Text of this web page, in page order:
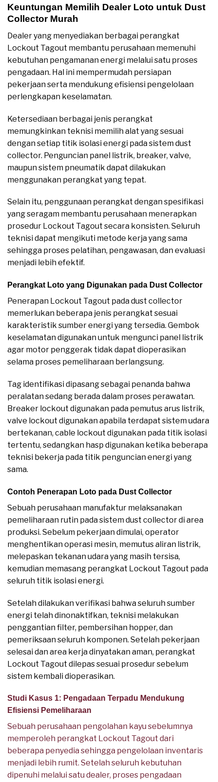
Keuntungan Memilih Dealer Loto untuk Dust
Collector Murah
Dealer yang menyediakan berbagai perangkat
Lockout Tagout membantu perusahaan memenuhi
kebutuhan pengamanan energi melalui satu proses
pengadaan. Hal ini mempermudah persiapan
pekerjaan serta mendukung efisiensi pengelolaan
perlengkapan keselamatan.
Ketersediaan berbagai jenis perangkat
memungkinkan teknisi memilih alat yang sesuai
dengan setiap titik isolasi energi pada sistem dust
collector. Penguncian panel listrik, breaker, valve,
maupun sistem pneumatik dapat dilakukan
menggunakan perangkat yang tepat.
Selain itu, penggunaan perangkat dengan spesifikasi
yang seragam membantu perusahaan menerapkan
prosedur Lockout Tagout secara konsisten. Seluruh
teknisi dapat mengikuti metode kerja yang sama
sehingga proses pelatihan, pengawasan, dan evaluasi
menjadi lebih efektif.
Perangkat Loto yang Digunakan pada Dust Collector
Penerapan Lockout Tagout pada dust collector
memerlukan beberapa jenis perangkat sesuai
karakteristik sumber energi yang tersedia. Gembok
keselamatan digunakan untuk mengunci panel listrik
agar motor penggerak tidak dapat dioperasikan
selama proses pemeliharaan berlangsung.
Tag identifikasi dipasang sebagai penanda bahwa
peralatan sedang berada dalam proses perawatan.
Breaker lockout digunakan pada pemutus arus listrik,
valve lockout digunakan apabila terdapat sistem udara
bertekanan, cable lockout digunakan pada titik isolasi
tertentu, sedangkan hasp digunakan ketika beberapa
teknisi bekerja pada titik penguncian energi yang
sama.
Contoh Penerapan Loto pada Dust Collector
Sebuah perusahaan manufaktur melaksanakan
pemeliharaan rutin pada sistem dust collector di area
produksi. Sebelum pekerjaan dimulai, operator
menghentikan operasi mesin, memutus aliran listrik,
melepaskan tekanan udara yang masih tersisa,
kemudian memasang perangkat Lockout Tagout pada
seluruh titik isolasi energi.
Setelah dilakukan verifikasi bahwa seluruh sumber
energi telah dinonaktifkan, teknisi melakukan
penggantian filter, pembersihan hopper, dan
pemeriksaan seluruh komponen. Setelah pekerjaan
selesai dan area kerja dinyatakan aman, perangkat
Lockout Tagout dilepas sesuai prosedur sebelum
sistem kembali dioperasikan.
Studi Kasus 1: Pengadaan Terpadu Mendukung
Efisiensi Pemeliharaan
Sebuah perusahaan pengolahan kayu sebelumnya
memperoleh perangkat Lockout Tagout dari
beberapa penyedia sehingga pengelolaan inventaris
menjadi lebih rumit. Setelah seluruh kebutuhan
dipenuhi melalui satu dealer, proses pengadaan